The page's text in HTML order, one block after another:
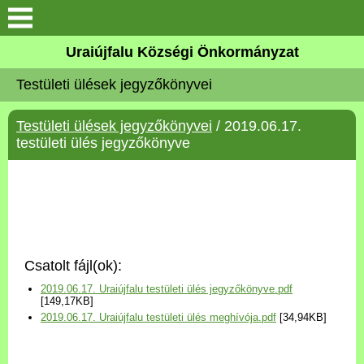
Köszöntő
Elérhetőségek
Uraiújfalu
Választási információk
Versenyképes Járások
Uraiújfalu Községi Önkormányzat
Testületi ülések jegyzőkönyvei
Testületi ülések jegyzőkönyvei / 2019.06.17.
testületi ülés jegyzőkönyve
Csatolt fájl(ok):
2019.06.17. Uraiújfalu testületi ülés jegyzőkönyve.pdf
[149,17KB]
2019.06.17. Uraiújfalu testületi ülés meghívója.pdf [34,94KB]